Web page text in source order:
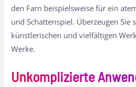
den Farn beispielsweise für ein
und Schattenspiel. Überzeugen Sie
künstlerischen und vielfältigen
Werke.
Unkomplizierte